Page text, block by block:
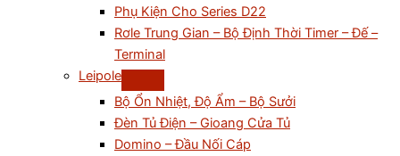
Phụ Kiện Cho Series D22
Rơle Trung Gian – Bộ Định Thời Timer – Đế –
Terminal
Leipole
Bộ Ổn Nhiệt, Độ Ẩm – Bộ Sưởi
Đèn Tủ Điện – Gioang Cửa Tủ
Domino – Đầu Nối Cáp